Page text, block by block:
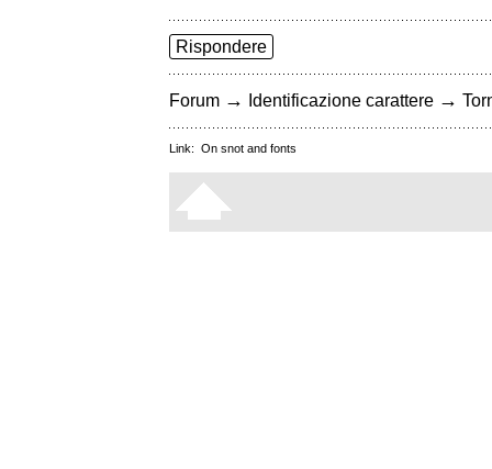
Rispondere
Forum → Identificazione carattere →
Link: On snot and fonts